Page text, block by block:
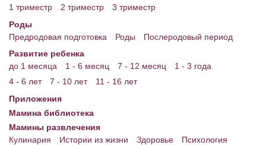
СЕРВИСЫ И ПРИЛОЖЕНИЯ
Приложения для Android
Опросы
НОВОСТИ ЛОПОТУНА
1 триместр
2 триместр
3 триместр
Роды
Предродовая подготовка
Роды
Послеродовый период
Развитие ребенка
до 1 месяца
1 - 6 месяц 7 - 12 месяц
1 - 3 года
4 - 6 лет
7 - 10 лет
11 - 16 лет
Приложения
Мамина библиотека
Мамины развлечения
Кулинария
Истории из жизни Здоровье
Психология